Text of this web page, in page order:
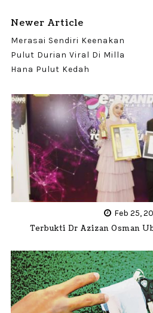
Newer Article
Merasai Sendiri Keenakan
Pulut Durian Viral Di Milla
Hana Pulut Kedah
Feb 25,
Terbukti Dr Azizan Osman